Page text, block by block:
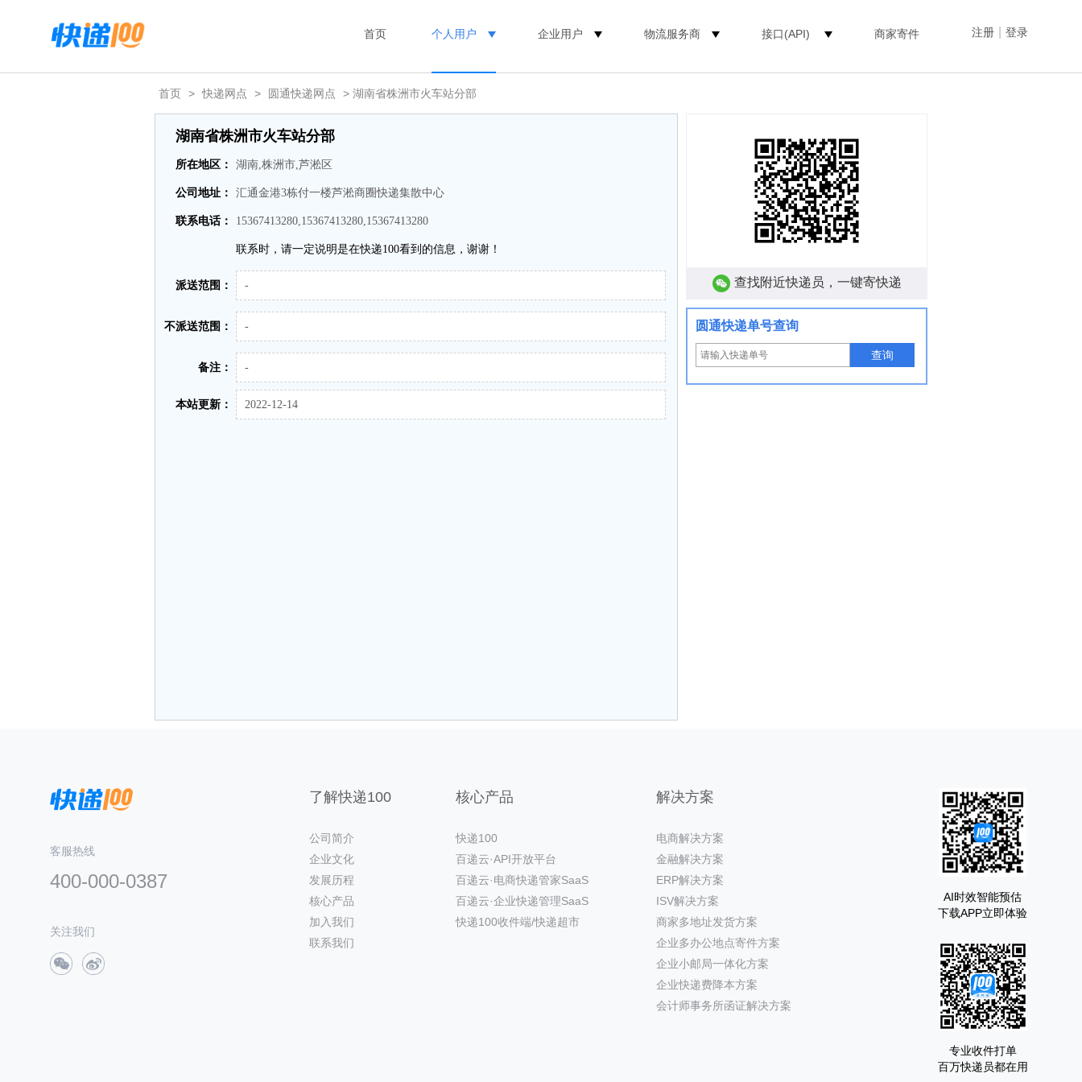
注册 登录
首页 个人用户 企业用户 物流服务商 接口(API) 商家寄件
首页 > 快递网点 > 圆通快递网点 > 湖南省株洲市火车站分部
湖南省株洲市火车站分部
所在地区： 湖南,株洲市,芦淞区
公司地址： 汇通金港3栋付一楼芦淞商圈快递集散中心
联系电话： 15367413280,15367413280,15367413280
联系时，请一定说明是在快递100看到的信息，谢谢！
派送范围： -
不派送范围： -
备注： -
本站更新： 2022-12-14
查找附近快递员，一键寄快递
圆通快递单号查询
查询
客服热线
400-000-0387
关注我们
了解快递100
公司简介
企业文化
发展历程
核心产品
加入我们
联系我们
核心产品
快递100
百递云·API开放平台
百递云·电商快递管家SaaS
百递云·企业快递管理SaaS
快递100收件端/快递超市
解决方案
电商解决方案
金融解决方案
ERP解决方案
ISV解决方案
商家多地址发货方案
企业多办公地点寄件方案
企业小邮局一体化方案
企业快递费降本方案
会计师事务所函证解决方案
AI时效智能预估
下载APP立即体验
专业收件打单
百万快递员都在用